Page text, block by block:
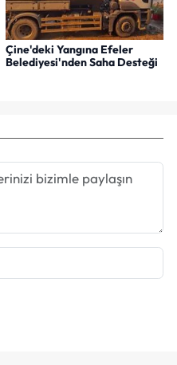
Çine'deki Yangına Efeler
Belediyesi'nden Saha Desteği